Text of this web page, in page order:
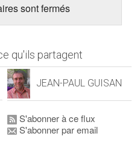
sont fermés
qu'ils partagent
JEAN-PAUL GUISAN
S'abonner à ce flux
S'abonner par email